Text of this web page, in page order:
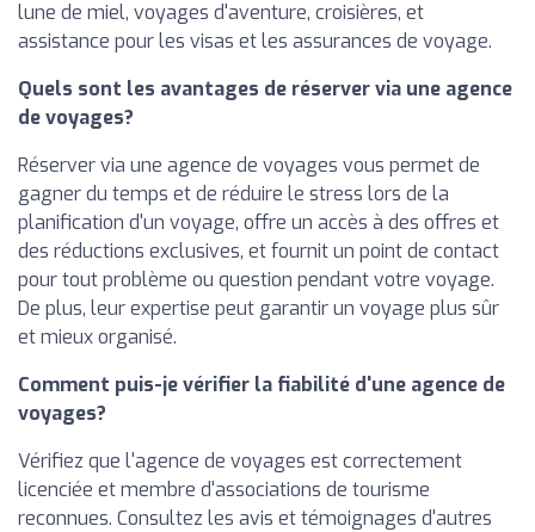
lune de miel, voyages d'aventure, croisières, et
assistance pour les visas et les assurances de voyage.
Quels sont les avantages de réserver via une agence
de voyages?
Réserver via une agence de voyages vous permet de
gagner du temps et de réduire le stress lors de la
planification d'un voyage, offre un accès à des offres et
des réductions exclusives, et fournit un point de contact
pour tout problème ou question pendant votre voyage.
De plus, leur expertise peut garantir un voyage plus sûr
et mieux organisé.
Comment puis-je vérifier la fiabilité d'une agence de
voyages?
Vérifiez que l'agence de voyages est correctement
licenciée et membre d'associations de tourisme
reconnues. Consultez les avis et témoignages d'autres